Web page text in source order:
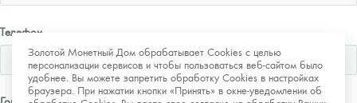
Золотой Монетный Дом обрабатывает Cookies с целью
персонализации сервисов и чтобы пользоваться веб-сайтом было
удобнее. Вы можете запретить обработку Cookies в настройках
браузера. При нажатии кнопки «Принять» в окне-уведомлении об
Телефон